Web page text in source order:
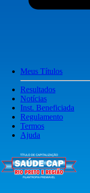
Meus Títulos
Resultados
Notícias
Inst. Beneficiada
Regulamento
Termos
Ajuda